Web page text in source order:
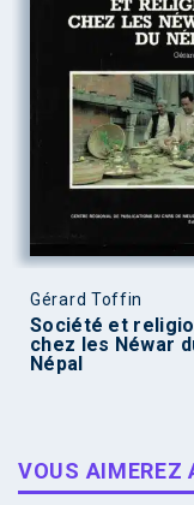
Gérard Toffin
Société et
chez les Néwar
Népal
VOUS AIMEREZ